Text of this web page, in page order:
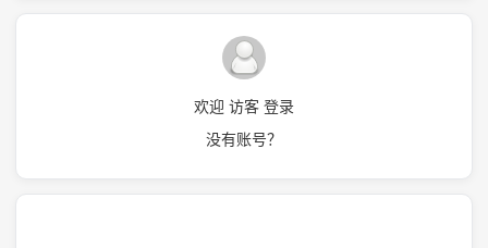
欢迎 访客 登录
没有账号？